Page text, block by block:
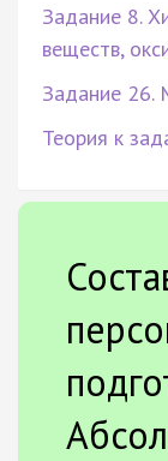
Задание 8.
веществ,
Задание 26.
Теория к